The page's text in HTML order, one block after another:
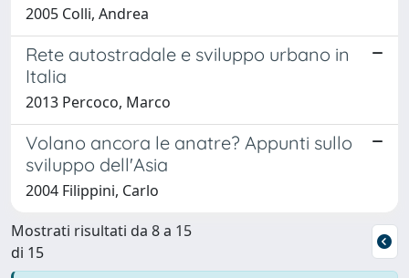
2005 Colli, Andrea
Rete autostradale e sviluppo urbano in
Italia
2013 Percoco, Marco
Volano ancora le anatre? Appunti sullo
sviluppo dell'Asia
2004 Filippini, Carlo
Mostrati risultati da 8 a 15
di 15